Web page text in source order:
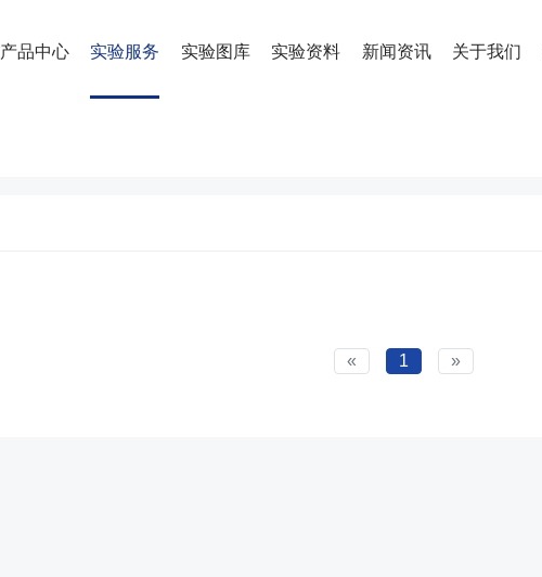
产品中心 实验服务 实验图库 实验资料 新闻资讯 关于我们
« 1 »